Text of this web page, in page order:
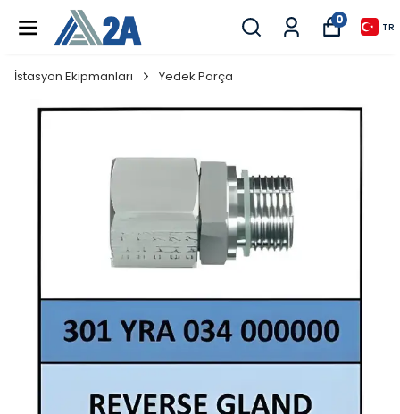
0
TR
İstasyon Ekipmanları Yedek Parça